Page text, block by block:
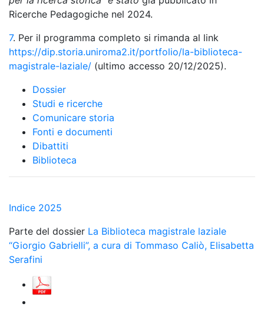
Ricerche Pedagogiche nel 2024.
7. Per il programma completo si rimanda al link
https://dip.storia.uniroma2.it/portfolio/la-biblioteca-
magistrale-laziale/ (ultimo accesso 20/12/2025).
Dossier
Studi e ricerche
Comunicare storia
Fonti e documenti
Dibattiti
Biblioteca
Indice 2025
Parte del dossier La Biblioteca magistrale laziale
“Giorgio Gabrielli”, a cura di Tommaso Caliò, Elisabetta
Serafini